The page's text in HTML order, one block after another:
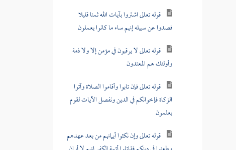
قوله تعالى اشتروا بآيات الله ثمنا قليلا
فصدوا عن سبيله إنهم ساء ما كانوا يعملون
قوله تعالى لا يرقبون في مؤمن إلا ولا ذمة
وأولئك هم المعتدون
قوله تعالى فإن تابوا وأقاموا الصلاة وآتوا
الزكاة فإخوانكم في الدين ونفصل الآيات لقوم
يعلمون
قوله تعالى وإن نكثوا أيمانهم من بعد عهدهم